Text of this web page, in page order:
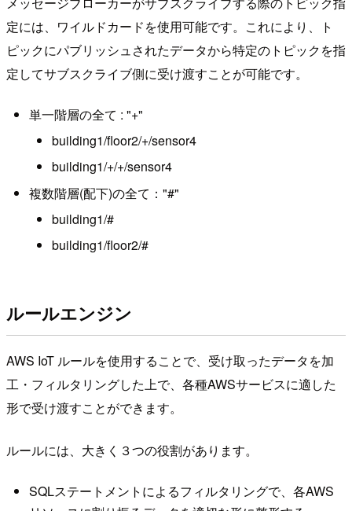
定には、ワイルドカードを使用可能です。これにより、ト
ピックにパブリッシュされたデータから特定のトピックを指
定してサブスクライブ側に受け渡すことが可能です。
単一階層の全て : "+"
building1/floor2/+/sensor4
building1/+/+/sensor4
複数階層(配下)の全て："#"
building1/#
building1/floor2/#
ルールエンジン
AWS IoT ルールを使用することで、受け取ったデータを加
工・フィルタリングした上で、各種AWSサービスに適した
形で受け渡すことができます。
ルールには、大きく３つの役割があります。
SQLステートメントによるフィルタリングで、各AWS